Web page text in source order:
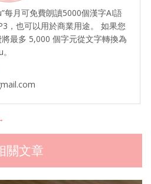
每月可免費朗讀5000個漢字AI語
，也可以用於商業用途。 如果您
最多 5,000 個字元從文字轉換為
關文章